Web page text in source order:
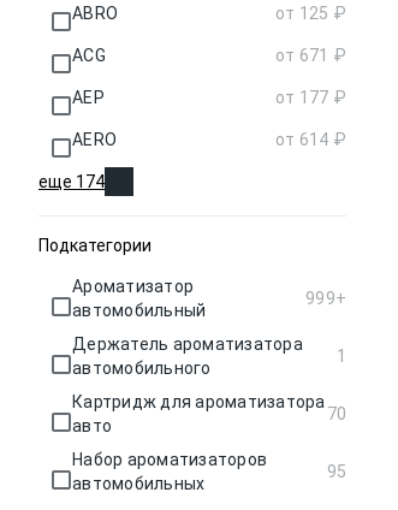
ABRO от 125 ₽
ACG от 671 ₽
AEP от 177 ₽
AERO от 614 ₽
еще 174
Подкатегории
Ароматизатор
автомобильный
999+
Держатель ароматизатора
автомобильного
1
Картридж для ароматизатора
авто
70
Набор ароматизаторов
автомобильных
95